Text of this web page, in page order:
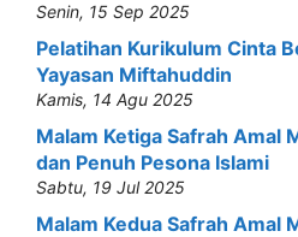
Senin, 15 Sep 2025
Pelatihan Kurikulum Cinta
Yayasan Miftahuddin
Kamis, 14 Agu 2025
Malam Ketiga Safrah Amal
dan Penuh Pesona Islami
Sabtu, 19 Jul 2025
Malam Kedua Safrah Amal